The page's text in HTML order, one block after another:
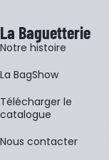
La Baguetterie
Notre histoire
La BagShow
​Télécharger le
catalogue
Nous contacter